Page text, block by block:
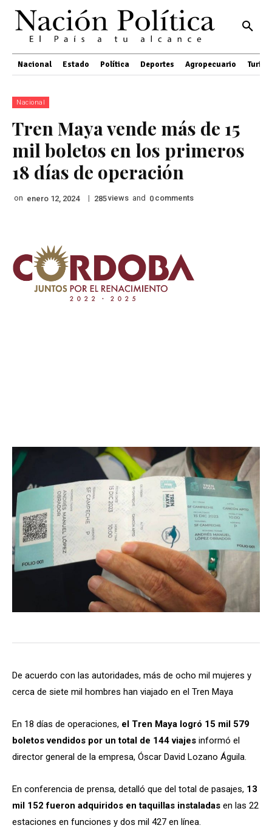
Nacional Estado Política Deportes Agropecuario
Nacional
Tren Maya vende más de 15
mil boletos en los primeros
18 días de operación
on enero 12, 2024 | 285views and 0 comments
De acuerdo con las autoridades, más de ocho mil mujeres y
cerca de siete mil hombres han viajado en el Tren Maya
En 18 días de operaciones, el Tren Maya logró 15 mil 579
boletos vendidos por un total de 144 viajes informó el
director general de la empresa, Óscar David Lozano Águila.
En conferencia de prensa, detalló que del total de pasajes, 13
mil 152 fueron adquiridos en taquillas instaladas en las 22
estaciones en funciones y dos mil 427 en línea.